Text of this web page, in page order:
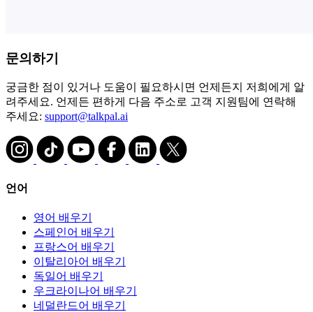
문의하기
궁금한 점이 있거나 도움이 필요하시면 언제든지 저희에게 알
려주세요. 언제든 편하게 다음 주소로 고객 지원팀에 연락해
주세요: support@talkpal.ai
언어
영어 배우기
스페인어 배우기
프랑스어 배우기
이탈리아어 배우기
독일어 배우기
우크라이나어 배우기
네덜란드어 배우기